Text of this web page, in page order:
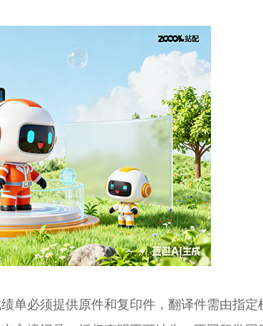
必须提供原件和复印件，翻译件需由指定